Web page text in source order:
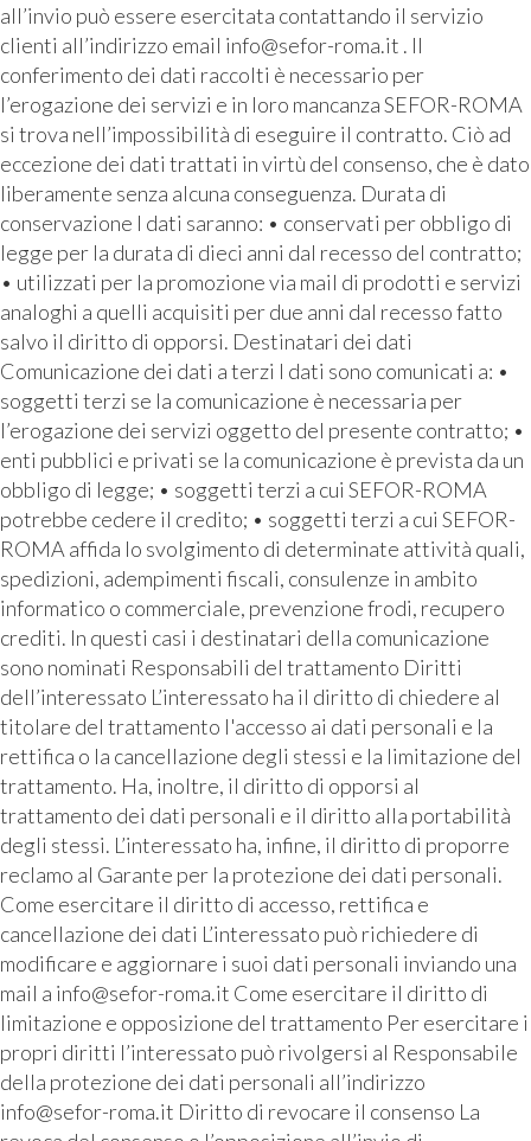
all’invio può essere esercitata contattando il servizio
clienti all’indirizzo email info@sefor-roma.it . Il
conferimento dei dati raccolti è necessario per
l’erogazione dei servizi e in loro mancanza SEFOR-ROMA
si trova nell’impossibilità di eseguire il contratto. Ciò ad
eccezione dei dati trattati in virtù del consenso, che è dato
liberamente senza alcuna conseguenza. Durata di
conservazione I dati saranno: • conservati per obbligo di
legge per la durata di dieci anni dal recesso del contratto;
• utilizzati per la promozione via mail di prodotti e servizi
analoghi a quelli acquisiti per due anni dal recesso fatto
salvo il diritto di opporsi. Destinatari dei dati
Comunicazione dei dati a terzi I dati sono comunicati a: •
soggetti terzi se la comunicazione è necessaria per
l’erogazione dei servizi oggetto del presente contratto; •
enti pubblici e privati se la comunicazione è prevista da un
obbligo di legge; • soggetti terzi a cui SEFOR-ROMA
potrebbe cedere il credito; • soggetti terzi a cui SEFOR-
ROMA affida lo svolgimento di determinate attività quali,
spedizioni, adempimenti fiscali, consulenze in ambito
informatico o commerciale, prevenzione frodi, recupero
crediti. In questi casi i destinatari della comunicazione
sono nominati Responsabili del trattamento Diritti
dell’interessato L’interessato ha il diritto di chiedere al
titolare del trattamento l'accesso ai dati personali e la
rettifica o la cancellazione degli stessi e la limitazione del
trattamento. Ha, inoltre, il diritto di opporsi al
trattamento dei dati personali e il diritto alla portabilità
degli stessi. L’interessato ha, infine, il diritto di proporre
reclamo al Garante per la protezione dei dati personali.
Come esercitare il diritto di accesso, rettifica e
cancellazione dei dati L’interessato può richiedere di
modificare e aggiornare i suoi dati personali inviando una
mail a info@sefor-roma.it Come esercitare il diritto di
limitazione e opposizione del trattamento Per esercitare i
propri diritti l’interessato può rivolgersi al Responsabile
della protezione dei dati personali all’indirizzo
info@sefor-roma.it Diritto di revocare il consenso La